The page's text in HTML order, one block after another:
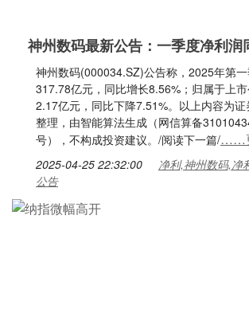
神州数码最新公告：一季度净利润
神州数码(000034.SZ)公告称，2025年第
317.78亿元，同比增长8.56%；归属于上
2.17亿元，同比下降7.51%。以上内容为
整理，由智能算法生成（网信算备
号），不构成投资建议。/阅读下一篇/……
2025-04-25 22:32:00
净利,神州数码,净
公告